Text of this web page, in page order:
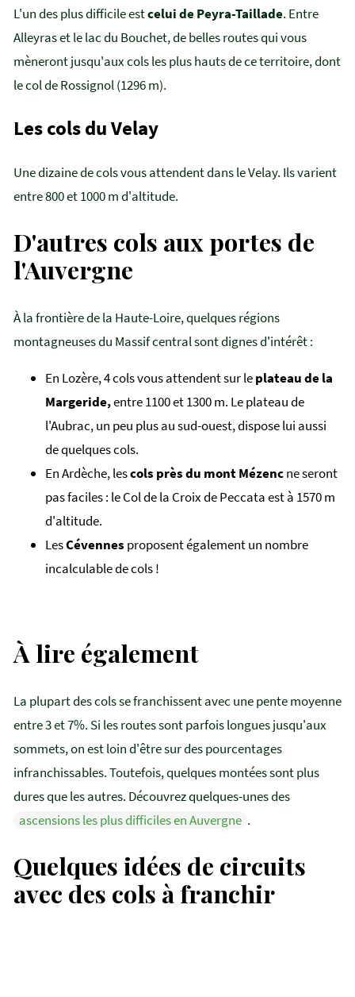
L'un des plus difficile estcelui de Peyra-Taillade. Entre
Alleyras et le lac du Bouchet, de belles routes qui vous
mèneront jusqu'aux cols les plus hauts de ce territoire, dont
le col de Rossignol (1296 m).
Les cols du Velay
Une dizaine de cols vous attendent dans le Velay. Ils varient
entre 800 et 1000 m d'altitude.
D'autres cols aux portes de
l'Auvergne
À la frontière de la Haute-Loire, quelques régions
montagneuses du Massif central sont dignes d'intérêt :
En Lozère, 4 cols vous attendent sur leplateau de la
Margeride,entre 1100 et 1300 m. Le plateau de
l'Aubrac, un peu plus au sud-ouest, dispose lui aussi
de quelques cols.
En Ardèche, lescols près du mont Mézencne seront
pas faciles : le Col de la Croix de Peccata est à 1570 m
d'altitude.
LesCévennes proposent également un nombre
incalculable de cols !
À lire également
La plupart des cols se franchissent avec une pente moyenne
entre 3 et 7%. Si les routes sont parfois longues jusqu'aux
sommets, on est loin d'être sur des pourcentages
infranchissables. Toutefois, quelques montées sont plus
dures que les autres. Découvrez quelques-unes des
ascensions les plus difficiles en Auvergne .
Quelques idées de circuits
avec des cols à franchir
Le Puy Mary à vélo